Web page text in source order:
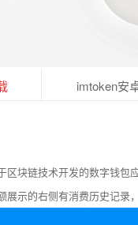
imtoken安
区块链技术开发的数字钱包
示的右侧有消费历史记录